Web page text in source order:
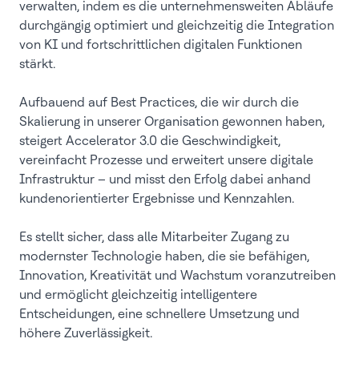
verwalten, indem es die unternehmensweiten Abläufe
durchgängig optimiert und gleichzeitig die Integration
von KI und fortschrittlichen digitalen Funktionen
stärkt.
Aufbauend auf Best Practices, die wir durch die
Skalierung in unserer Organisation gewonnen haben,
steigert Accelerator 3.0 die Geschwindigkeit,
vereinfacht Prozesse und erweitert unsere digitale
Infrastruktur – und misst den Erfolg dabei anhand
kundenorientierter Ergebnisse und Kennzahlen.
Es stellt sicher, dass alle Mitarbeiter Zugang zu
modernster Technologie haben, die sie befähigen,
Innovation, Kreativität und Wachstum voranzutreiben
und ermöglicht gleichzeitig intelligentere
Entscheidungen, eine schnellere Umsetzung und
höhere Zuverlässigkeit.